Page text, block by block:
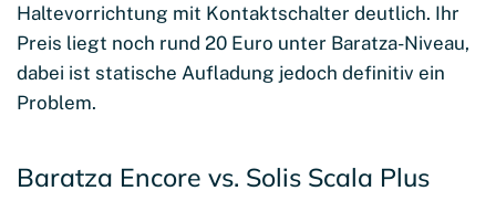
Haltevorrichtung mit Kontaktschalter deutlich. Ihr
Preis liegt noch rund 20 Euro unter Baratza-Niveau,
dabei ist statische Aufladung jedoch definitiv ein
Problem.
Baratza Encore vs. Solis Scala Plus